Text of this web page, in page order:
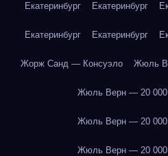
Екатеринбург Екатеринбург
Екатеринбург Екатеринбург
Жорж Санд — Консуэло Жюль
Жюль Верн — 20 000
Жюль Верн — 20 000
Жюль Верн — 20 000